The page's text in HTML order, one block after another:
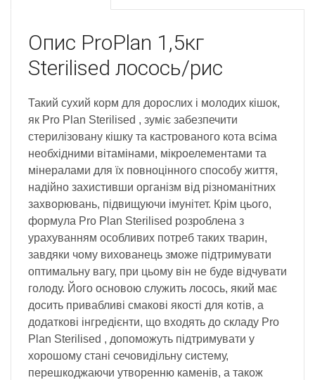
Опис ProPlan 1,5кг
Sterilised лосось/рис
Такий сухий корм для дорослих і молодих кішок,
як Pro Plan Sterilised , зуміє забезпечити
стерилізовану кішку та кастрованого кота всіма
необхідними вітамінами, мікроелементами та
мінералами для їх повноцінного способу життя,
надійно захистивши організм від різноманітних
захворювань, підвищуючи імунітет. Крім цього,
формула Pro Plan Sterilised розроблена з
урахуванням особливих потреб таких тварин,
завдяки чому вихованець зможе підтримувати
оптимальну вагу, при цьому він не буде відчувати
голоду. Його основою служить лосось, який має
досить привабливі смакові якості для котів, а
додаткові інгредієнти, що входять до складу Pro
Plan Sterilised , допоможуть підтримувати у
хорошому стані сечовидільну систему,
перешкоджаючи утворенню каменів, а також